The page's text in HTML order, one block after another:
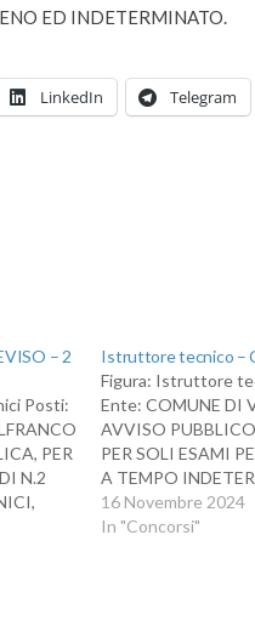
ED INDETERMINATO.
LinkedIn Telegram
– 2
Posti:
PER
N.2
Istruttore tecnico –
Figura: Istruttore
Ente: COMUNE DI
AVVISO
PER SOLI ESAMI
A TEMPO
DI N. 1
AREA DEGLI
16 Novembre 2024
In "Concorsi"